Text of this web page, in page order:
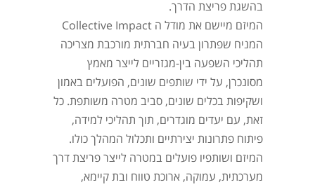
בהשגת פריצת הדרך.
המיזם מיישם את מודל ה Collective Impact
המניח שפתרון בעיה חברתית מורכבת מצריכה
תהליכי השפעה בין-מגזריים לייצר מאמץ
מסונכרן, על ידי שותפים שונים, הפועלים באמון
ושקיפות בכלים שונים, סביב מטרה משותפת. כל
זאת, עם יעדים מוגדרים, תוך תהליכי למידה,
פיתוח פתרונות יצירתיים ותכלול המהלך כולו.
המיזם ושותפיו פועלים במטרה לייצר פריצת דרך
מערכתית, עמוקה, ארוכת טווח ובת קיימא,